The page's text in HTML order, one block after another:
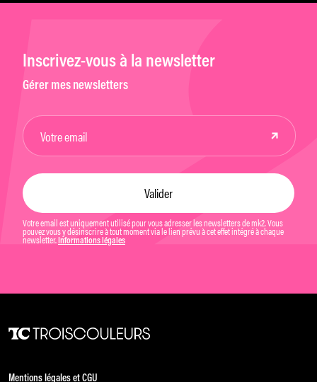
Inscrivez-vous à la newsletter
Gérer mes newsletters
Votre email est uniquement utilisé pour vous adresser les newsletters de mk2. Vous
pouvez vous y désinscrire à tout moment via le lien prévu à cet effet intégré à chaque
newsletter. Informations légales
Mentions légales et CGU